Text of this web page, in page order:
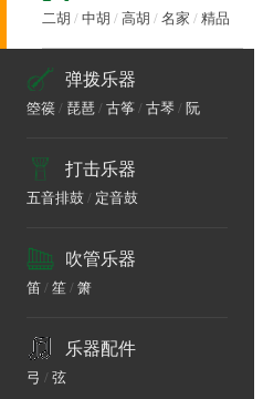
二胡 / 中胡 / 高胡 / 名家 / 精品
弹拨乐器
箜篌 / 琵琶 / 古筝 / 古琴 / 阮
打击乐器
五音排鼓 / 定音鼓
吹管乐器
笛 / 笙 / 箫
乐器配件
弓 / 弦